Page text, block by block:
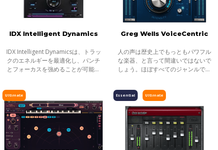
IDX Intelligent Dynamics
IDX Intelligent Dynamicsは、トラッ
クのエネルギーを最適化し、パンチ
とフォーカスを強めることが可能で
Greg Wells VoiceCentric
人の声は歴史上でもっともパワフル
な楽器、と言って間違いではないで
しょう。ほぼすべてのジャンルでボ
完璧なボーカル・サウンドをつくり
上げるた
Ultimate Ultimate
Essential